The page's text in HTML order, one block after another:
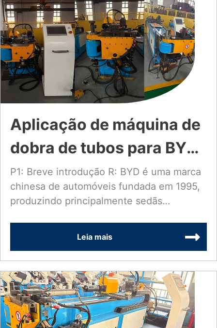
Aplicação de máquina de
dobra de tubos para BYD
Auto
P1: Breve introdução R: BYD é uma marca
chinesa de automóveis fundada em 1995,
produzindo principalmente sedãs
Leia mais